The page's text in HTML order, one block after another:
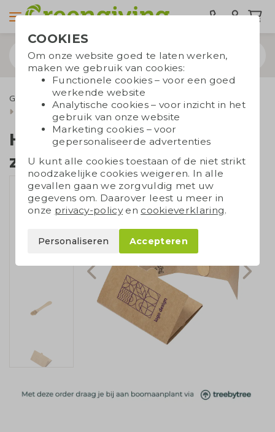
Groene relatiegeschenken
Groei en bloei
Houten stok met zaadjes
Houten stok met
zaadjes
COOKIES
Om onze website goed te laten werken,
maken we gebruik van cookies:
Functionele cookies – voor een goed
werkende website
Analytische cookies – voor inzicht in het
gebruik van onze website
Marketing cookies – voor
gepersonaliseerde advertenties
U kunt alle cookies toestaan of de niet strikt
noodzakelijke cookies weigeren. In alle
gevallen gaan we zorgvuldig met uw
gegevens om. Daarover leest u meer in
onze privacy-policyen cookieverklaring.
Personaliseren Accepteren